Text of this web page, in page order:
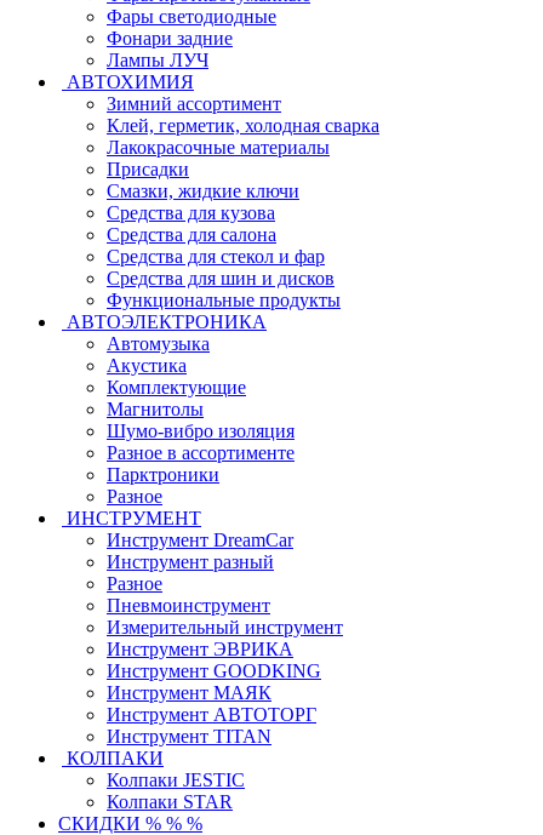
Фары светодиодные
Фонари задние
Лампы ЛУЧ
АВТОХИМИЯ
Зимний ассортимент
Клей, герметик, холодная сварка
Лакокрасочные материалы
Присадки
Смазки, жидкие ключи
Средства для кузова
Средства для салона
Средства для стекол и фар
Средства для шин и дисков
Функциональные продукты
АВТОЭЛЕКТРОНИКА
Автомузыка
Акустика
Комплектующие
Магнитолы
Шумо-вибро изоляция
Разное в ассортименте
Парктроники
Разное
ИНСТРУМЕНТ
Инструмент DreamCar
Инструмент разный
Разное
Пневмоинструмент
Измерительный инструмент
Инструмент ЭВРИКА
Инструмент GOODKING
Инструмент МАЯК
Инструмент АВТОТОРГ
Инструмент TITAN
КОЛПАКИ
Колпаки JESTIC
Колпаки STAR
СКИДКИ % % %